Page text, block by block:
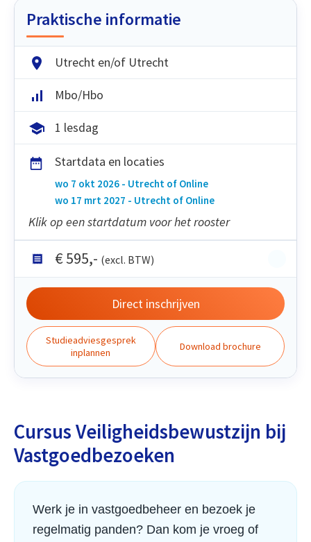
Cursus Veiligheidsbewustzijn bij
Vastgoedbezoeken
Werk je in vastgoedbeheer en bezoek je
regelmatig panden? Dan kom je vroeg of
Praktische informatie
Utrecht en/of Utrecht
Mbo/Hbo
1 lesdag
Startdata en locaties
wo 7 okt 2026 - Utrecht of Online
wo 17 mrt 2027 - Utrecht of Online
Klik op een startdatum voor het rooster
€ 595,- (excl. BTW)
Direct inschrijven
Studieadviesgesprek
inplannen
Download brochure